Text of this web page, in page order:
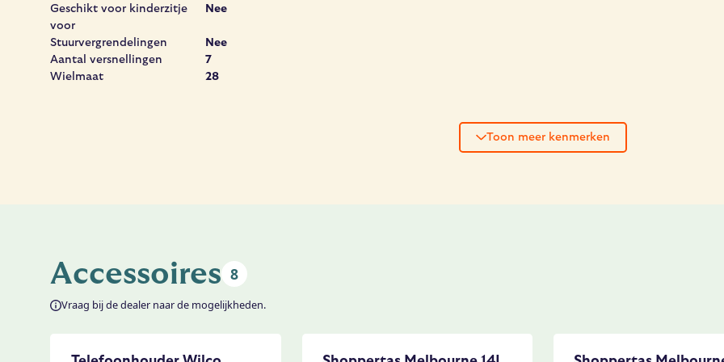
Geschikt voor kinderzitje
voor
Nee
Stuurvergrendelingen
Nee
Aantal versnellingen
7
Wielmaat
28
Toon meer kenmerken
Accessoires 8
Vraag bij de dealer naar de mogelijkheden.